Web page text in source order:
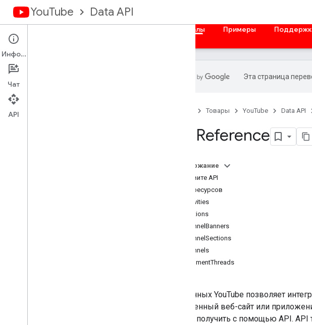
YouTube Data API
Справочные материалы Примеры
Обзор
Объекты activity
Эта страница
Товары YouTube Data API
API Reference
Содержание
Вызовите API
Типы ресурсов
Activities
Captions
ChannelBanners
ChannelSections
Channels
CommentThreads
API данных YouTube позволяет
собственный веб-сайт или
можно получить с помощью API.
Информация
Чат
API